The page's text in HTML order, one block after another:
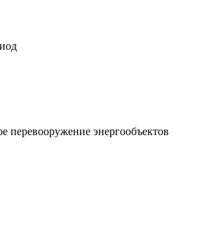
перевооружение энергообъектов